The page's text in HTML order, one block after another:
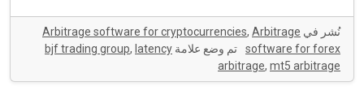
نُشر في Arbitrage software for cryptocurrencies, Arbitrage
software for forex
تم وضع علامة bjf trading group, latency
arbitrage, mt5 arbitrage